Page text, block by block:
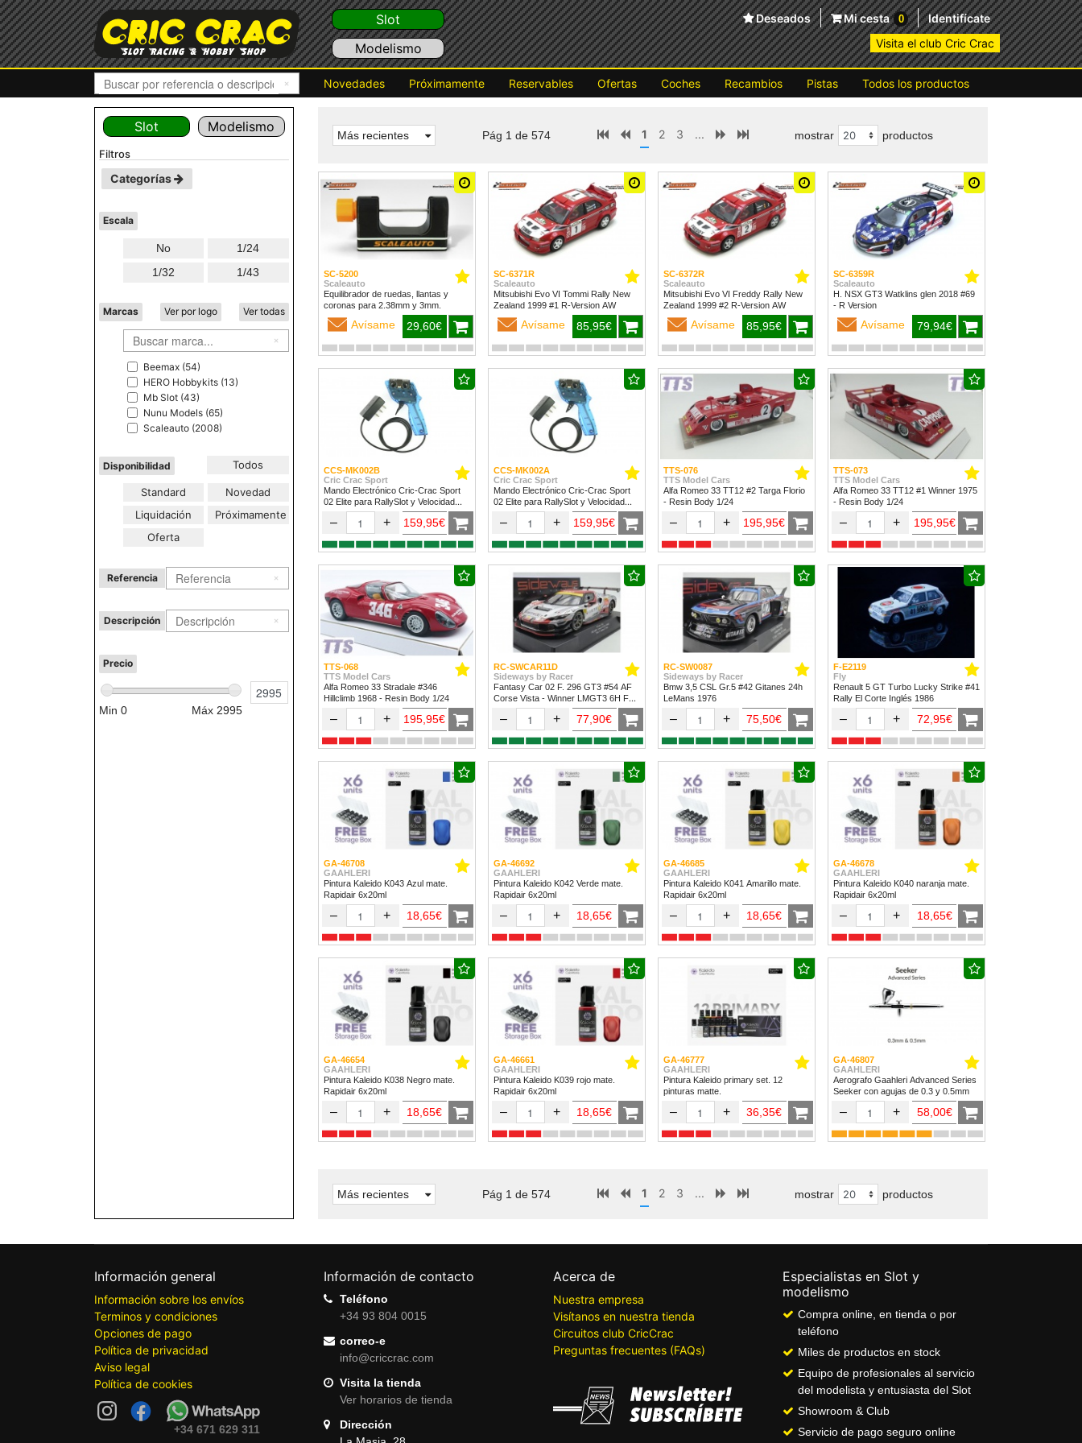
Slot
Modelismo
Deseados Mi cesta 0
Identifícate
Visita el club Cric Crac
Novedades Próximamente Reservables Ofertas Coches Recambios Pistas Todos los productos
Slot Modelismo
filtros
Categorías
Escala
No
1/24
1/32
1/43
Marcas Ver por logo Ver todas
Beemax (54)
HERO Hobbykits (13)
Mb Slot (43)
Nunu Models (65)
Scaleauto (2008)
Disponibilidad Todos
Standard
Novedad
Liquidación
Próximamente
Oferta
Referencia
Descripción
Precio
Min 0 Máx 2995
Más recientes Pág 1 de 574 1 2 3 ... mostrar productos
SC-5200
Scaleauto
Equilibrador de ruedas, llantas y
coronas para 2.38mm y 3mm.
Avísame 29,60€
SC-6371R
Scaleauto
Mitsubishi Evo VI Tommi Rally New
Zealand 1999 #1 R-Version AW
Avísame 85,95€
SC-6372R
Scaleauto
Mitsubishi Evo VI Freddy Rally New
Zealand 1999 #2 R-Version AW
Avísame 85,95€
SC-6359R
Scaleauto
H. NSX GT3 Watklins glen 2018 #69
- R Version
Avísame 79,94€
CCS-MK002B
Cric Crac Sport
Mando Electrónico Cric-Crac Sport
02 Elite para RallySlot y Velocidad
1/32 & 1/24.
– + 159,95€
CCS-MK002A
Cric Crac Sport
Mando Electrónico Cric-Crac Sport
02 Elite para RallySlot y Velocidad
1/32 & 1/24
– + 159,95€
TTS-076
TTS Model Cars
Alfa Romeo 33 TT12 #2 Targa Florio
- Resin Body 1/24
– + 195,95€
TTS-073
TTS Model Cars
Alfa Romeo 33 TT12 #1 Winner 1975
- Resin Body 1/24
– + 195,95€
TTS-068
TTS Model Cars
Alfa Romeo 33 Stradale #346
Hillclimb 1968 - Resin Body 1/24
– + 195,95€
RC-SWCAR11D
Sideways by Racer
Fantasy Car 02 F. 296 GT3 #54 AF
Corse Vista - Winner LMGT3 6H Fuji
– + 77,90€
RC-SW0087
Sideways by Racer
Bmw 3,5 CSL Gr.5 #42 Gitanes 24h
LeMans 1976
– + 75,50€
F-E2119
Fly
Renault 5 GT Turbo Lucky Strike #41
Rally El Corte Inglés 1986
– + 72,95€
GA-46708
GAAHLERI
Pintura Kaleido K043 Azul mate.
Rapidair 6x20ml
– + 18,65€
GA-46692
GAAHLERI
Pintura Kaleido K042 Verde mate.
Rapidair 6x20ml
– + 18,65€
GA-46685
GAAHLERI
Pintura Kaleido K041 Amarillo mate.
Rapidair 6x20ml
– + 18,65€
GA-46678
GAAHLERI
Pintura Kaleido K040 naranja mate.
Rapidair 6x20ml
– + 18,65€
GA-46654
GAAHLERI
Pintura Kaleido K038 Negro mate.
Rapidair 6x20ml
– + 18,65€
GA-46661
GAAHLERI
Pintura Kaleido K039 rojo mate.
Rapidair 6x20ml
– + 18,65€
GA-46777
GAAHLERI
Pintura Kaleido primary set. 12
pinturas matte.
– + 36,35€
GA-46807
GAAHLERI
Aerografo Gaahleri Advanced Series
Seeker con agujas de 0.3 y 0.5mm
– + 58,00€
Más recientes Pág 1 de 574 1 2 3 ... mostrar productos
Información general
Información sobre los envíos
Terminos y condiciones
Opciones de pago
Política de privacidad
Aviso legal
Política de cookies
+34 671 629 311
Información de contacto
Teléfono
+34 93 804 0015
correo-e
info@criccrac.com
Visita la tienda
Ver horarios de tienda
Dirección
Acerca de
Nuestra empresa
Visítanos en nuestra tienda
Circuitos club CricCrac
Preguntas frecuentes (FAQs)
Especialistas en Slot y
modelismo
Compra online, en tienda o por
teléfono
Miles de productos en stock
Equipo de profesionales al servicio
del modelista y entusiasta del Slot
Showroom & Club
Servicio de pago seguro online